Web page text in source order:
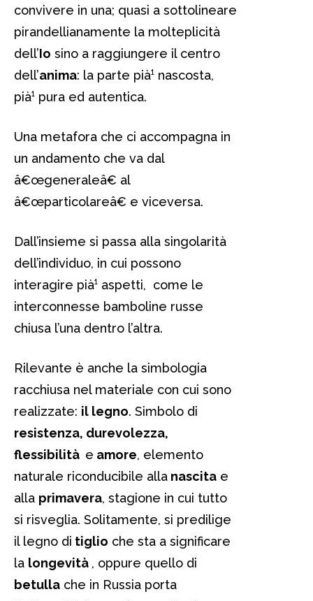
convivere in una; quasi a sottolineare
pirandellianamente la molteplicità
dell’Io sino a raggiungere il centro
dell’anima: la parte pià¹ nascosta,
pià¹ pura ed autentica.
Una metafora che ci accompagna in
un andamento che va dal
â€œgeneraleâ€ al
â€œparticolareâ€ e viceversa.
Dall’insieme si passa alla singolarità
dell’individuo, in cui possono
interagire pià¹ aspetti, come le
interconnesse bamboline russe
chiusa l’una dentro l’altra.
Rilevante è anche la simbologia
racchiusa nel materiale con cui sono
realizzate: il legno. Simbolo di
resistenza, durevolezza,
flessibilità e amore, elemento
naturale riconducibile alla nascita e
alla primavera, stagione in cui tutto
si risveglia. Solitamente, si predilige
il legno di tiglio che sta a significare
la longevità , oppure quello di
betulla che in Russia porta